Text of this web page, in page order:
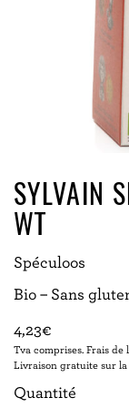
SYLVAIN
WT
Spéculoos
Bio – Sans
4,23€
Tva comprises. Frais
Livraison gratuite sur
Quantité